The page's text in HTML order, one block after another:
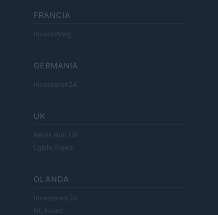
FRANCIA
InvestirMag
GERMANIA
Investieren24
UK
News Hub UK
Lgbtq News
OLANDA
Investeren 24
NL Newz